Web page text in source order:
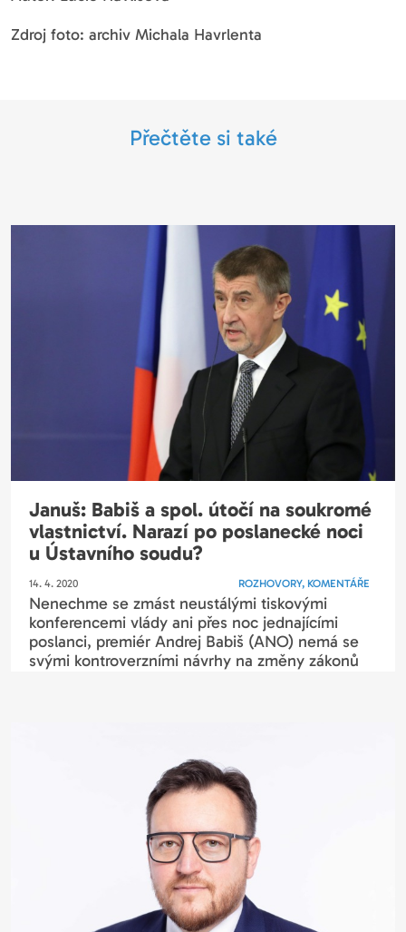
Zdroj foto: archiv Michala Havrlenta
Přečtěte si také
Januš: Babiš a spol. útočí na soukromé
vlastnictví. Narazí po poslanecké noci
u Ústavního soudu?
14. 4. 2020 ROZHOVORY, KOMENTÁŘE
Nenechme se zmást neustálými tiskovými
konferencemi vlády ani přes noc jednajícími
poslanci, premiér Andrej Babiš (ANO) nemá se
svými kontroverzními návrhy na změny zákonů